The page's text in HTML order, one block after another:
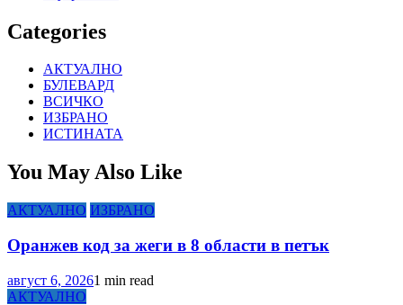
Categories
АКТУАЛНО
БУЛЕВАРД
ВСИЧКО
ИЗБРАНО
ИСТИНАТА
You May Also Like
АКТУАЛНО ИЗБРАНО
Оранжев код за жеги в 8 области в петък
август 6, 20261 min read
АКТУАЛНО